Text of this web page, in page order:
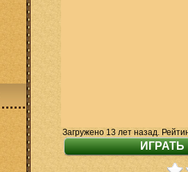
Загружено 13 лет назад.